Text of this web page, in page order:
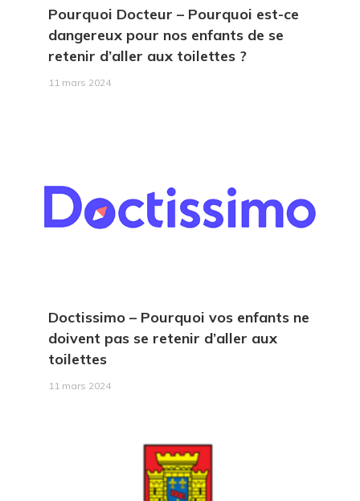
Pourquoi Docteur – Pourquoi est-ce
dangereux pour nos enfants de se
retenir d’aller aux toilettes ?
11 mars 2024
Doctissimo – Pourquoi vos enfants ne
doivent pas se retenir d’aller aux
toilettes
11 mars 2024